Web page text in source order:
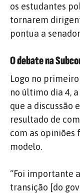
os estudantes
tornarem
pontua a
O debate na
Logo no
no último dia 4,
que a discussão
resultado de
com as opiniões
modelo.
“Foi importante
transição [do